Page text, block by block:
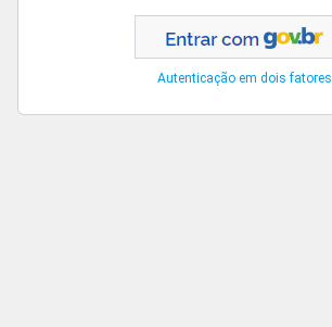
Autenticação em dois fatores